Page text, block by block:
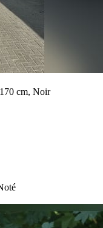
cm, Noir